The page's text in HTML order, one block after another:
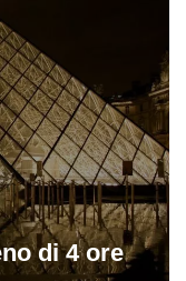
di 4 ore